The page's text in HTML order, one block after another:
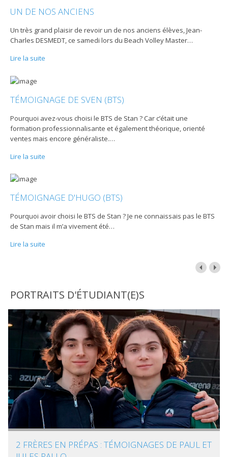
UN DE NOS ANCIENS
Un très grand plaisir de revoir un de nos anciens élèves, Jean-
Charles DESMEDT, ce samedi lors du Beach Volley Master…
Lire la suite
TÉMOIGNAGE DE SVEN (BTS)
Pourquoi avez-vous choisi le BTS de Stan ? Car c’était une
formation professionnalisante et également théorique, orienté
ventes mais encore généraliste.…
Lire la suite
TÉMOIGNAGE D'HUGO (BTS)
Pourquoi avoir choisi le BTS de Stan ? Je ne connaissais pas le BTS
de Stan mais il m’a vivement été…
Lire la suite
PORTRAITS D'ÉTUDIANT(E)S
2 FRÈRES EN PRÉPAS : TÉMOIGNAGES DE PAUL ET